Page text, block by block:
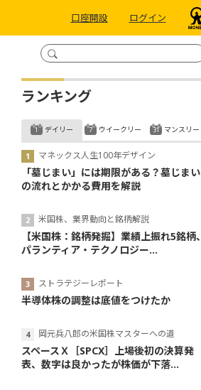
口座開設 ログイン
ランキング
デイリー
マネックス人生100年デザイン
「墓じまい」には期限がある？墓じまい
の流れとかかる費用を解説
米国株、業界動向と銘柄解説
【米国株：銘柄発掘】業績上振れ5銘柄、
パランティア・テクノロジー...
ストラテジーレポート
半導体株の調整は底値をつけたか
岡元兵八郎の米国株マスターへの道
スペースＸ［SPCX］上場後初の決算発
表、数字は良かったが株価が下落...
ウイークリー マンスリー